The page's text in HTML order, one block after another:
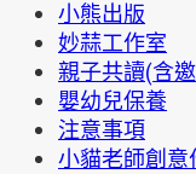
小熊出版
妙蒜工作室
親子共讀(含
嬰幼兒保養
注意事項
小貓老師創意